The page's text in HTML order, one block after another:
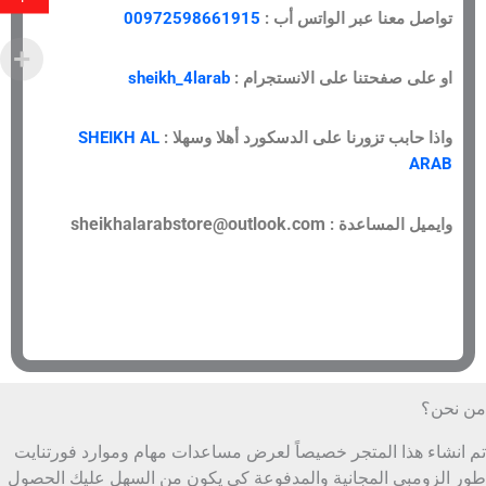
تواصل معنا عبر الواتس أب : 00972598661915
او على صفحتنا على الانستجرام : sheikh_4larab
واذا حابب تزورنا على الدسكورد أهلا وسهلا : SHEIKH AL
ARAB
وايميل المساعدة : sheikhalarabstore@outlook.com
من نحن؟
تم انشاء هذا المتجر خصيصاً لعرض مساعدات مهام وموارد فورتنايت
طور الزومبي المجانية والمدفوعة كي يكون من السهل عليك الحصول